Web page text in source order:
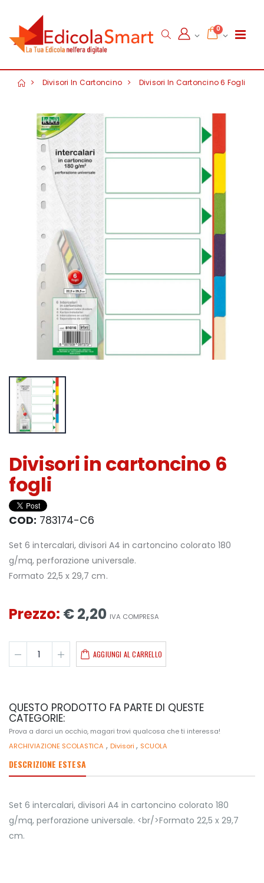
0
Divisori In Cartoncino Divisori In Cartoncino 6 Fogli
Divisori in cartoncino 6
fogli
COD: 783174-C6
Set 6 intercalari, divisori A4 in cartoncino colorato 180
g/mq, perforazione universale.
Formato 22,5 x 29,7 cm.
Prezzo: € 2,20 IVA COMPRESA
AGGIUNGI AL CARRELLO
QUESTO PRODOTTO FA PARTE DI QUESTE
CATEGORIE:
Prova a darci un occhio, magari trovi qualcosa che ti interessa!
ARCHIVIAZIONE SCOLASTICA , Divisori , SCUOLA
DESCRIZIONE ESTESA
Set 6 intercalari, divisori A4 in cartoncino colorato 180
g/mq, perforazione universale. <br/>Formato 22,5 x 29,7
cm.